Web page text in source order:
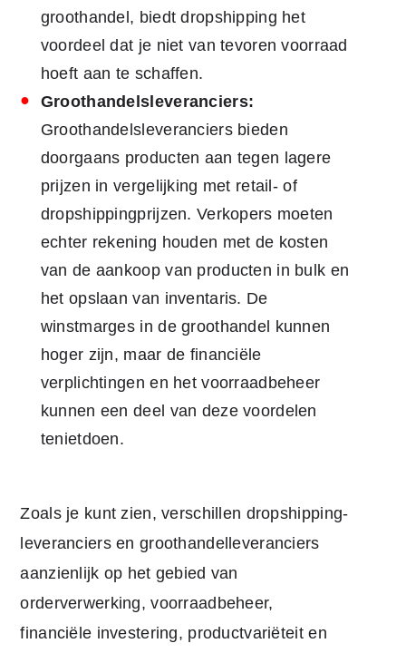
groothandel, biedt dropshipping het
voordeel dat je niet van tevoren voorraad
hoeft aan te schaffen.
Groothandelsleveranciers:
Groothandelsleveranciers bieden
doorgaans producten aan tegen lagere
prijzen in vergelijking met retail- of
dropshippingprijzen. Verkopers moeten
echter rekening houden met de kosten
van de aankoop van producten in bulk en
het opslaan van inventaris. De
winstmarges in de groothandel kunnen
hoger zijn, maar de financiële
verplichtingen en het voorraadbeheer
kunnen een deel van deze voordelen
tenietdoen.
Zoals je kunt zien, verschillen dropshipping-
leveranciers en groothandelleveranciers
aanzienlijk op het gebied van
orderverwerking, voorraadbeheer,
financiële investering, productvariëteit en